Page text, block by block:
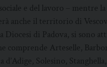
e del lavoro – mentre
anche il territorio di
Diocesi di Padova, si sono
comprende Arteselle,
d’Adige, Solesino,